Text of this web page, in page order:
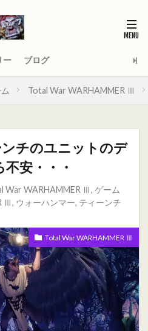
ー ブログ
Total War WARHAMMER Ⅲ
チのユニットのデ
安・・・
War WARHAMMER Ⅲ, ゲーム
Ⅲ, ウォーハンマー, ティーンチ
Total War WARHAMMER Ⅲ
Ⅱ
Warhammer 40000
オーガ
オーガキングダム
ガットリッパ
オスドワーフ
シグマー杯
ドワーフ
パッチノート
レホコン
ブレトニア
チュアペイント
ンパイアカウント
大会
振り返り